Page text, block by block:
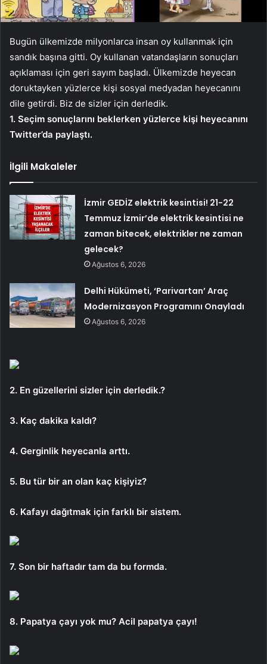
Bugün ülkemizde milyonlarca insan oy kullanmak için
sandık başına gitti. Oy kullanan vatandaşların sonuçları
açıklaması için geri sayım başladı. Ülkemizde heyecan
doruktayken yüzlerce kişi sosyal medyadan heyecanını
dile getirdi. Biz de sizler için derledik.
1. Seçim sonuçlarını beklerken yüzlerce kişi heyecanını
Twitter’da paylaştı.
İlgili Makaleler
İzmir GEDİZ elektrik kesintisi! 21-22
Temmuz İzmir’de elektrik kesintisi ne
zaman bitecek, elektrikler ne zaman
gelecek?
Ağustos 6, 2026
Delhi Hükümeti, ‘Parivartan’ Araç
Modernizasyon Programını Onayladı
Ağustos 6, 2026
2. En güzellerini sizler için derledik.?
3. Kaç dakika kaldı?
4. Gerginlik heyecanla arttı.
5. Bu tür bir an olan kaç kişiyiz?
6. Kafayı dağıtmak için farklı bir sistem.
7. Son bir haftadır tam da bu formda.
8. Papatya çayı yok mu? Acil papatya çayı!